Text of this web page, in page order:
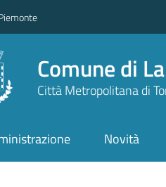
Comune di
Città Metropolitana di
Novità